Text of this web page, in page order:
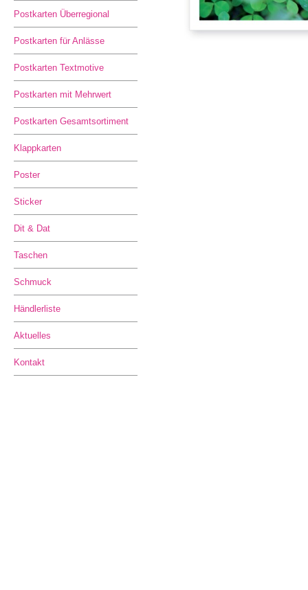
Postkarten Überregional
Postkarten für Anlässe
Postkarten Textmotive
Postkarten mit Mehrwert
Postkarten Gesamtsortiment
Klappkarten
Poster
Sticker
Dit & Dat
Taschen
Schmuck
Händlerliste
Aktuelles
Kontakt